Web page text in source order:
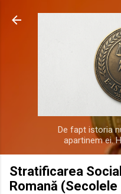
Treceți la
De fapt istoria
apartinem ei.
Stratificarea
Romană